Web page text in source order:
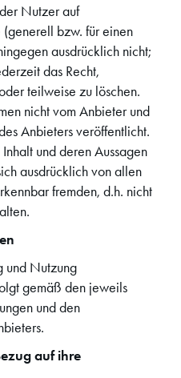
Nutzer auf
bzw. für einen
ausdrücklich nicht;
das Recht,
teilweise zu löschen.
nicht vom Anbieter und
Anbieters veröffentlicht.
und deren Aussagen
ausdrücklich von allen
fremden, d.h. nicht
und Nutzung
gemäß den jeweils
und den
auf ihre